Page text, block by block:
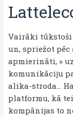
Vairāki
un, spriežot
apmierināti, »
komunikāciju
alika-stroda...
platformu, kā
kompānijas to